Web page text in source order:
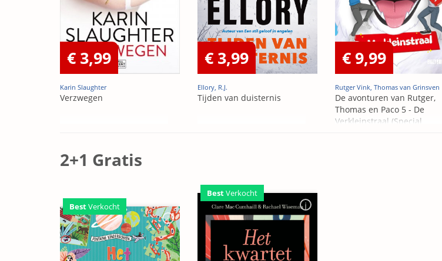
€ 3,99
Karin Slaughter
Verzwegen
€ 3,99
Ellory, R.J.
Tijden van duisternis
€ 9,99
Rutger Vink, Thomas van Grinsven
De avonturen van Rutger,
Thomas en Paco 5 - De
Verkleinstraal (Special
2+1 Gratis
BestVerkocht
BestVerkocht